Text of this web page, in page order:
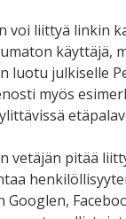
voi liittyä linkin
käyttäjä,
luotu julkiselle
myös
vetäjän pitää